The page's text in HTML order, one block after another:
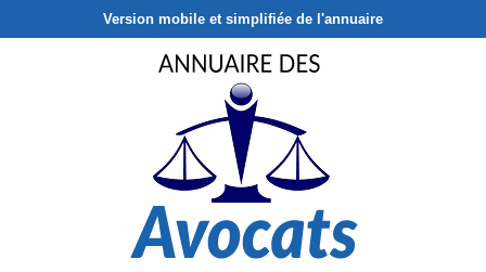
Version mobile et simplifiée de l'annuaire